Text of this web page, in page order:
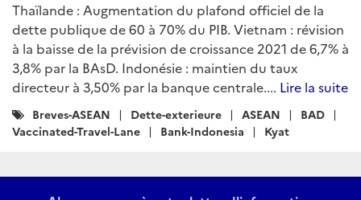
Thaïlande : Augmentation du plafond officiel de la
dette publique de 60 à 70% du PIB. Vietnam : révision
à la baisse de la prévision de croissance 2021 de 6,7% à
3,8% par la BAsD. Indonésie : maintien du taux
directeur à 3,50% par la banque centrale.... Lire la suite
Catégories
:
Breves-ASEAN Dette-exterieure ASEAN
BAD
Vaccinated-Travel-Lane
Bank-Indonesia Kyat